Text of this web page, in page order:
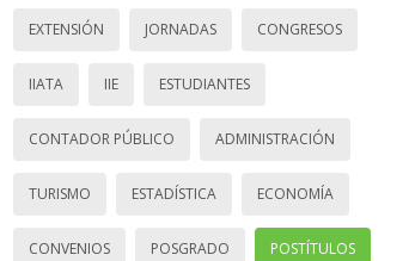
EXTENSIÓN JORNADAS CONGRESOS
IIATA IIE ESTUDIANTES
CONTADOR PÚBLICO ADMINISTRACIÓN
TURISMO ESTADÍSTICA ECONOMÍA
CONVENIOS POSGRADO POSTÍTULOS